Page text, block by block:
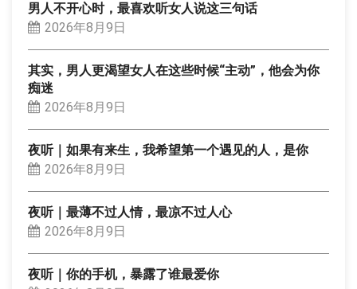
男人不开心时，最喜欢听女人说这三句话
2026年8月9日
其实，男人更渴望女人在这些时候“主动”，他会为你
痴迷
2026年8月9日
夜听｜如果有来生，我希望第一个遇见的人，是你
2026年8月9日
夜听｜最薄不过人情，最凉不过人心
2026年8月9日
夜听｜你的手机，暴露了谁最爱你